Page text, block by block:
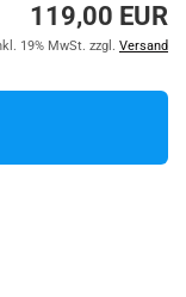
119,00 EUR
19% MwSt. zzgl. Versand